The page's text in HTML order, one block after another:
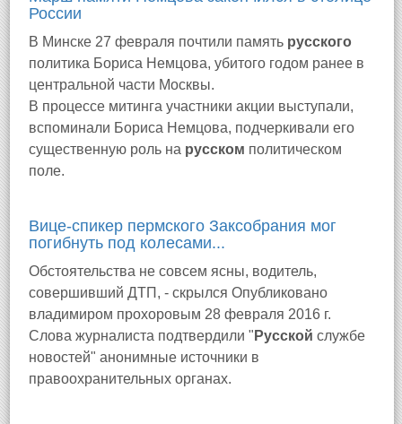
России
В Минске 27 февраля почтили память русского
политика Бориса Немцова, убитого годом ранее в
центральной части Москвы.
В процессе митинга участники акции выступали,
вспоминали Бориса Немцова, подчеркивали его
существенную роль на русском политическом
поле.
Вице-спикер пермского Заксобрания мог
погибнуть под колесами...
Обстоятельства не совсем ясны, водитель,
совершивший ДТП, - скрылся Опубликовано
владимиром прохоровым 28 февраля 2016 г.
Слова журналиста подтвердили " Русской службе
новостей" анонимные источники в
правоохранительных органах.